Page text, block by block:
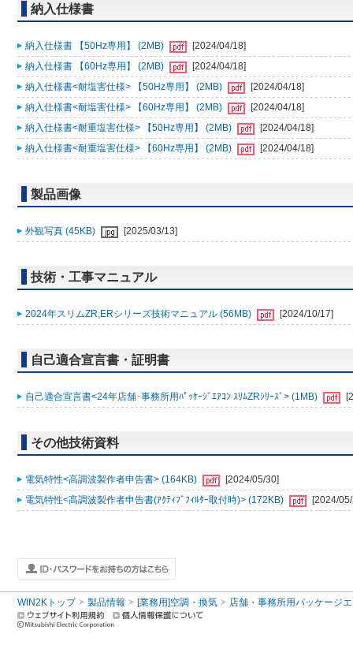
納入仕様書
納入仕様書 【50Hz専用】 (2MB)
[2024/04/18]
納入仕様書 【60Hz専用】 (2MB)
[2024/04/18]
納入仕様書<耐塩害仕様> 【50Hz専用】 (2MB)
[2024/04/18]
納入仕様書<耐塩害仕様> 【60Hz専用】 (2MB)
[2024/04/18]
納入仕様書<耐重塩害仕様> 【50Hz専用】 (2MB)
[2024/04/18]
納入仕様書<耐重塩害仕様> 【60Hz専用】 (2MB)
[2024/04/18]
製品画像
外観写真 (45KB) [2025/03/13]
技術・工事マニュアル
2024年スリムZR,ERシリーズ技術マニュアル (56MB) [2024/10/17]
自己適合宣言書・証明書
自己適合宣言書<24年店舗･事務所用ﾊﾟｯｹｰｼﾞｴｱｺﾝ ｽﾘﾑZRｼﾘｰｽﾞ> (1MB)
その他技術資料
電気特性<高調波製作者申告書> (164KB)
[2024/05/30]
電気特性<高調波製作者申告書(ｱｸﾃｨﾌﾞﾌｨﾙﾀｰ取付時)> (172KB)
[2024/
WIN2Kトップ 製品情報 [業務用]空調・換気 店舗・事務所用パッケージ